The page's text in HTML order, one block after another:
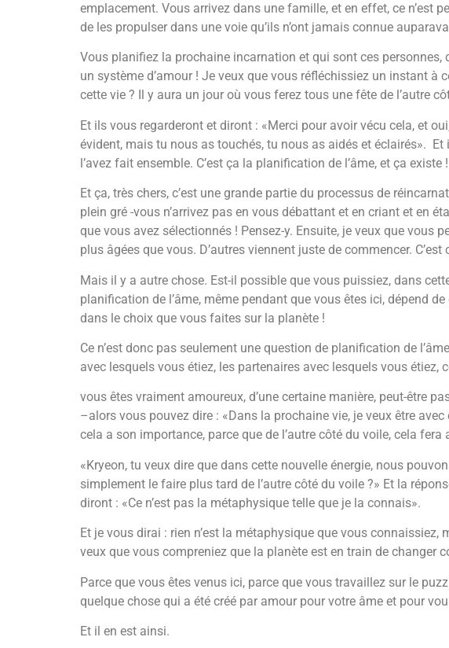
emplacement. Vous arrivez dans une famille, et en effet, ce n’est
de les propulser dans une voie qu’ils n’ont jamais connue
Vous planifiez la prochaine incarnation et qui sont ces personnes,
un système d’amour ! Je veux que vous réfléchissiez un instant
cette vie ? Il y aura un jour où vous ferez tous une fête de l’autre
Et ils vous regarderont et diront : «Merci pour avoir vécu cela, et
évident, mais tu nous as touchés, tu nous as aidés et éclairés».
l’avez fait ensemble. C’est ça la planification de l’âme, et ça existe !
Et ça, très chers, c’est une grande partie du processus de
plein gré -vous n’arrivez pas en vous débattant et en criant et en
que vous avez sélectionnés ! Pensez-y. Ensuite, je veux que
plus âgées que vous. D’autres viennent juste de commencer.
Mais il y a autre chose. Est-il possible que vous puissiez, dans
planification de l’âme, même pendant que vous êtes ici, dépend
dans le choix que vous faites sur la planète !
Ce n’est donc pas seulement une question de planification de
avec lesquels vous étiez, les partenaires avec lesquels vous étiez,
vous êtes vraiment amoureux, d’une certaine manière, peut-être
–alors vous pouvez dire : «Dans la prochaine vie, je veux être
cela a son importance, parce que de l’autre côté du voile, cela
«Kryeon, tu veux dire que dans cette nouvelle énergie, nous
simplement le faire plus tard de l’autre côté du voile ?» Et la
diront : «Ce n’est pas la métaphysique telle que je la connais».
Et je vous dirai : rien n’est la métaphysique que vous
veux que vous compreniez que la planète est en train de changer
Parce que vous êtes venus ici, parce que vous travaillez sur le
quelque chose qui a été créé par amour pour votre âme et pour
Et il en est ainsi.